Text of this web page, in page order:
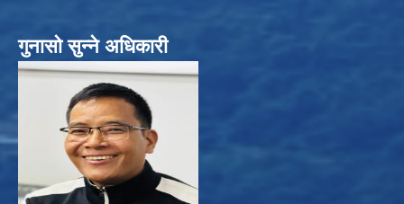
गुनासो सुन्ने अधिकारी